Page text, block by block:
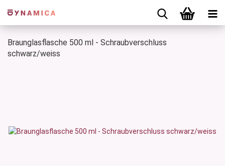
Braunglasflasche 500 ml - Schraubverschluss
schwarz/weiss